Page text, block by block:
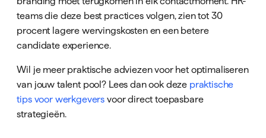
teams die deze best practices volgen, zien tot 30
procent lagere wervingskosten en een betere
candidate experience.
Wil je meer praktische adviezen voor het optimaliseren
van jouw talent pool? Lees dan ook deze praktische
tips voor werkgevers voor direct toepasbare
strategieën.